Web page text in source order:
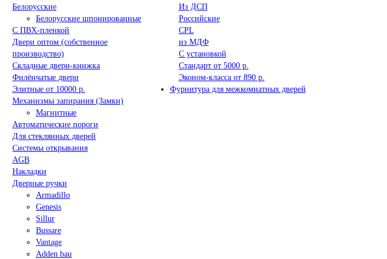
Белорусские
Белорусские шпонированные
Из ДСП
Российские
C ПВХ-пленкой
CPL
Двери оптом (собственное
производство)
из МДФ
С установкой
Складные двери-книжка
Стандарт от 5000 р.
Филёнчатые двери
Эконом-класса от 890 р.
Элитные от 10000 р.
Фурнитура для межкомнатных дверей
Механизмы запирания (Замки)
Магнитные
Автоматические пороги
Для стеклянных дверей
Системы открывания
AGB
Накладки
Дверные ручки
Armadillo
Genesis
Sillur
Bussare
Vantage
Adden bau